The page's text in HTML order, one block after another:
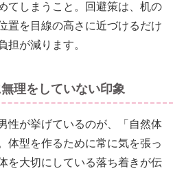
てしまうこと。回避策は、机の
置を目線の高さに近づけるだけ
担が減ります。
理をしていない印象
性が挙げているのが、「自然体
体型を作るために常に気を張っ
を大切にしている落ち着きが伝